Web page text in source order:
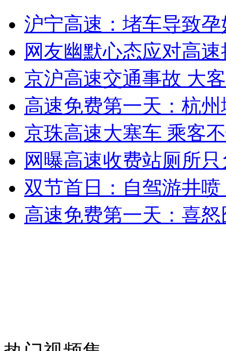
无痛分娩是否安全 医生回应
外交部：反对强权政治霸凌主义
外交部：有关国家言论片面不公正
安徽一实载49人客车翻车
走！跟着总书记去植树
消防员救轻生者 花炮节热闹非凡 减压"枕头大战"
沪宁高速：堵车导致
网友幽默心态应对高
京沪高速交通事故 大
高速免费第一天：杭
京珠高速大塞车 乘客
网曝高速收费站厕所
双节首日：自驾游井
高速免费第一天：喜